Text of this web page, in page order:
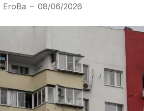
EroBa — 08/06/2026